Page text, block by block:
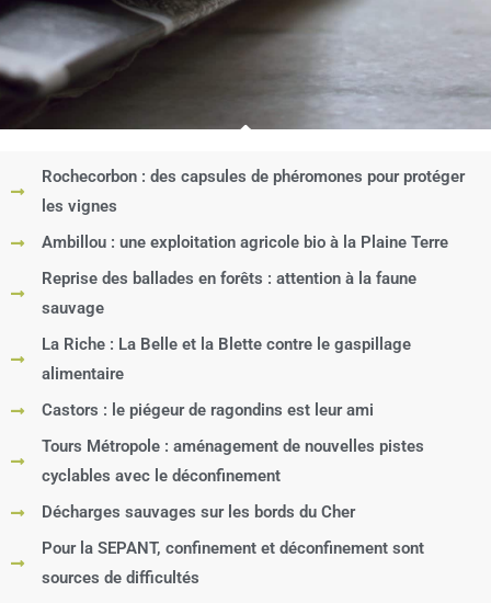
Rochecorbon : des capsules de phéromones pour protéger
les vignes
Ambillou : une exploitation agricole bio à la Plaine Terre
Reprise des ballades en forêts : attention à la faune
sauvage
La Riche : La Belle et la Blette contre le gaspillage
alimentaire
Castors : le piégeur de ragondins est leur ami
Tours Métropole : aménagement de nouvelles pistes
cyclables avec le déconfinement
Décharges sauvages sur les bords du Cher
Pour la SEPANT, confinement et déconfinement sont
sources de difficultés